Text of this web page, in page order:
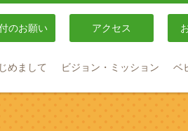
のお願い アクセス
めまして ビジョン・ミッション ベ